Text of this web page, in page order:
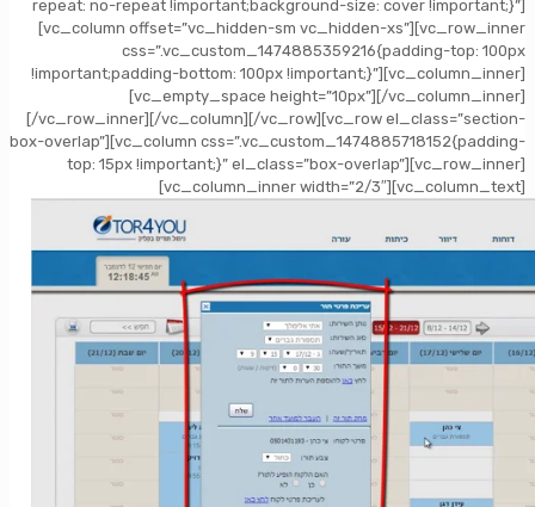
repeat: no-repeat !important;background-size: cover !important;}”]
[vc_column offset=”vc_hidden-sm vc_hidden-xs”][vc_row_inner
css=”.vc_custom_1474885359216{padding-top: 100px
!important;padding-bottom: 100px !important;}”][vc_column_inner]
[vc_empty_space height=”10px”][/vc_column_inner]
[/vc_row_inner][/vc_column][/vc_row][vc_row el_class=”section-
box-overlap”][vc_column css=”.vc_custom_1474885718152{padding-
top: 15px !important;}” el_class=”box-overlap”][vc_row_inner]
[vc_column_inner width=”2/3″][vc_column_text]